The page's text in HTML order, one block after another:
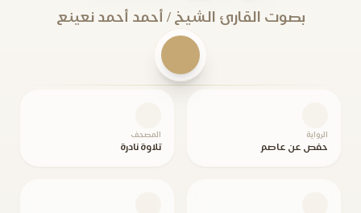
بصوت القارئ الشيخ / أحمد أحمد نعينع
الرواية
حفص عن عاصم
المصحف
تلاوة نادرة